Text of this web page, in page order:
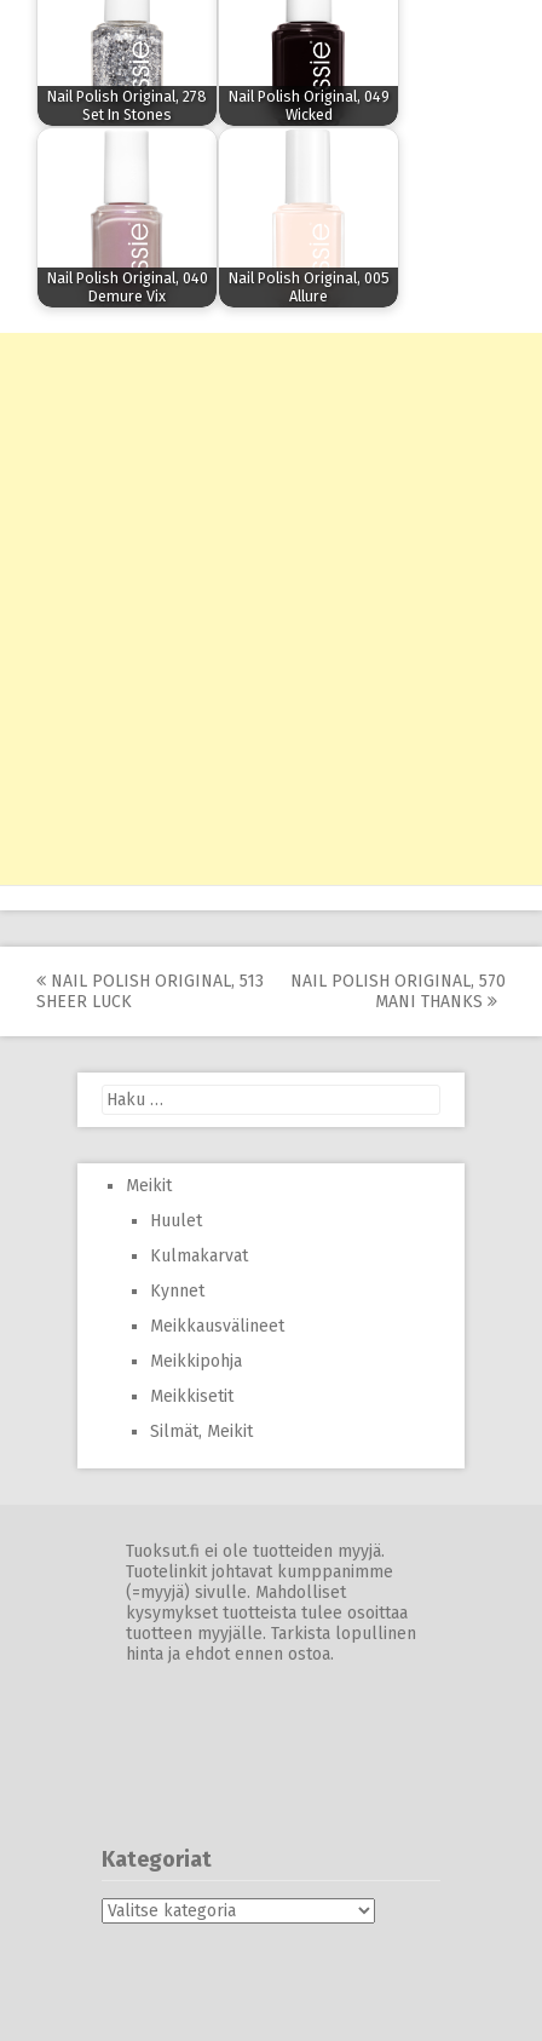
Nail Polish Original, 278
Set In Stones
Nail Polish Original, 049
Wicked
Nail Polish Original, 040
Demure Vix
Nail Polish Original, 005
Allure
Post
NAIL POLISH ORIGINAL, 513
SHEER LUCK
NAIL POLISH ORIGINAL, 570
MANI THANKS
Haku:
Meikit
Huulet
Kulmakarvat
Kynnet
Meikkausvälineet
Meikkipohja
Meikkisetit
Silmät, Meikit
Tuoksut.fi ei ole tuotteiden myyjä.
Tuotelinkit johtavat kumppanimme
(=myyjä) sivulle. Mahdolliset
kysymykset tuotteista tulee osoittaa
tuotteen myyjälle. Tarkista lopullinen
hinta ja ehdot ennen ostoa.
Kategoriat
Kategoriat